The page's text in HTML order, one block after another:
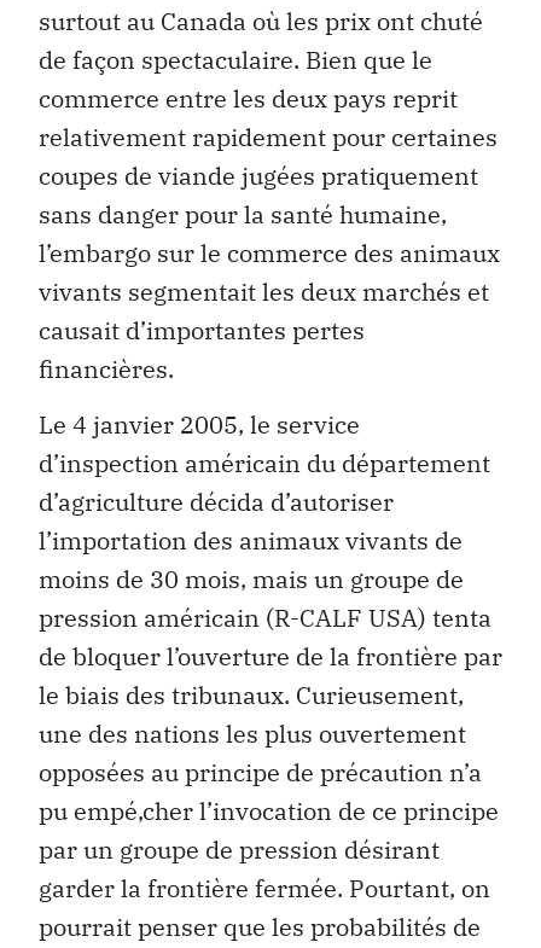
surtout au Canada où les prix ont chuté
de façon spectaculaire. Bien que le
commerce entre les deux pays reprit
relativement rapidement pour certaines
coupes de viande jugées pratiquement
sans danger pour la santé humaine,
l’embargo sur le commerce des animaux
vivants segmentait les deux marchés et
causait d’importantes pertes
financières.
Le 4 janvier 2005, le service
d’inspection américain du département
d’agriculture décida d’autoriser
l’importation des animaux vivants de
moins de 30 mois, mais un groupe de
pression américain (R-CALF USA) tenta
de bloquer l’ouverture de la frontière par
le biais des tribunaux. Curieusement,
une des nations les plus ouvertement
opposées au principe de précaution n’a
pu empé‚cher l’invocation de ce principe
par un groupe de pression désirant
garder la frontière fermée. Pourtant, on
pourrait penser que les probabilités de